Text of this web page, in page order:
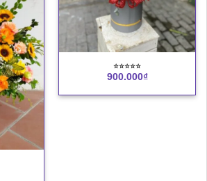
⭐︎⭐︎⭐︎⭐︎⭐︎
900.000₫